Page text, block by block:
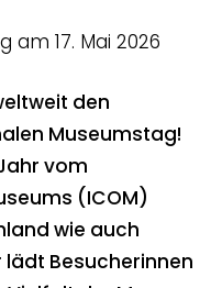
17. Mai 2026
den
Museumstag!
vom
(ICOM)
wie auch
Besucherinnen